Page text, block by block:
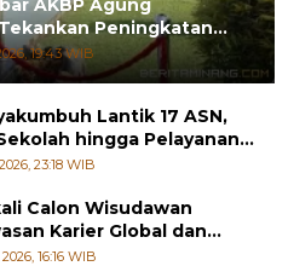
AKBP Agung
Peningkatan
Sinergi dengan
19:43 WIB
Lantik 17 ASN,
hingga Pelayanan
23:18 WIB
Calon Wisudawan
Karier Global dan
Kreatif
16:16 WIB